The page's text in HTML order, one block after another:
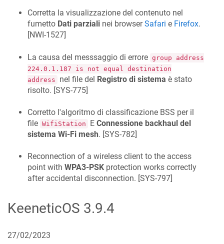
Corretta la visualizzazione del contenuto nel
fumetto Dati parziali nei browserSafari e Firefox.
[NWI-1527]
La causa del messsaggio di errore group address
224.0.1.187 is not equal destination
address
nel file del Registro di sistema è stato
risolto. [SYS-775]
Corretto l'algoritmo di classificazione BSS per il
file WifiStation E Connessione backhaul del
sistema Wi-Fi mesh. [SYS-782]
Reconnection of a wireless client to the access
point with WPA3-PSK protection works correctly
after accidental disconnection. [SYS-797]
KeeneticOS 3.9.4
27/02/2023